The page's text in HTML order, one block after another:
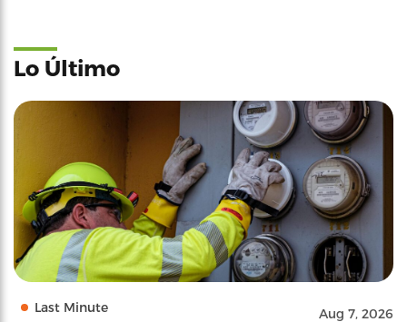
Lo Último
Last Minute Aug 7, 2026